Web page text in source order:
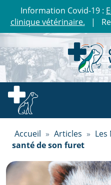
Information Covid-19 :
clinique vétérinaire. |
Accueil » Articles » Les
santé de son furet